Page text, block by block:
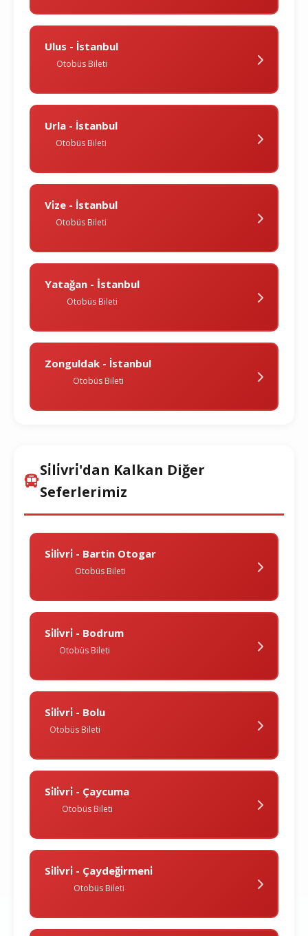
Ulus - İstanbul
Otobüs Bileti
Urla - İstanbul
Otobüs Bileti
Vi̇ze - İstanbul
Otobüs Bileti
Yatağan - İstanbul
Otobüs Bileti
Zonguldak - İstanbul
Otobüs Bileti
Si̇li̇vri̇'dan Kalkan Diğer
Seferlerimiz
Si̇li̇vri̇ - Bartin Otogar
Otobüs Bileti
Si̇li̇vri̇ - Bodrum
Otobüs Bileti
Si̇li̇vri̇ - Bolu
Otobüs Bileti
Si̇li̇vri̇ - Çaycuma
Otobüs Bileti
Si̇li̇vri̇ - Çaydeği̇rmeni̇
Otobüs Bileti